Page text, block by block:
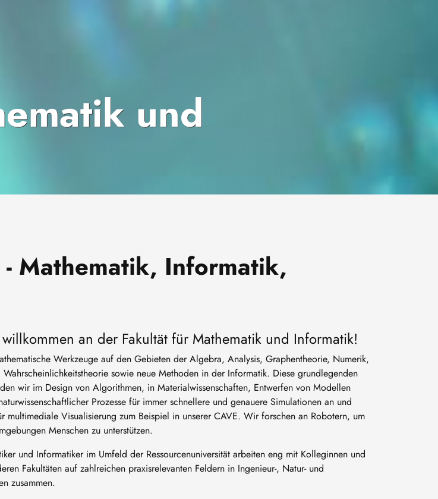
und
Mathematik, Informatik,
an der Fakultät für Mathematik und Informatik!
Werkzeuge auf den Gebieten der Algebra, Analysis, Graphentheorie, Numerik,
sowie neue Methoden in der Informatik. Diese grundlegenden
wir im Design von Algorithmen, in Materialwissenschaften, Entwerfen von Modellen
Prozesse für immer schnellere und genauere Simulationen an und
multimediale Visualisierung zum Beispiel in unserer CAVE. Wir forschen an Robotern, um
Menschen zu unterstützen.
und Informatiker im Umfeld der Ressourcenuniversität arbeiten eng mit Kolleginnen und
Fakultäten auf zahlreichen praxisrelevanten Feldern in Ingenieur-, Natur- und
zusammen.